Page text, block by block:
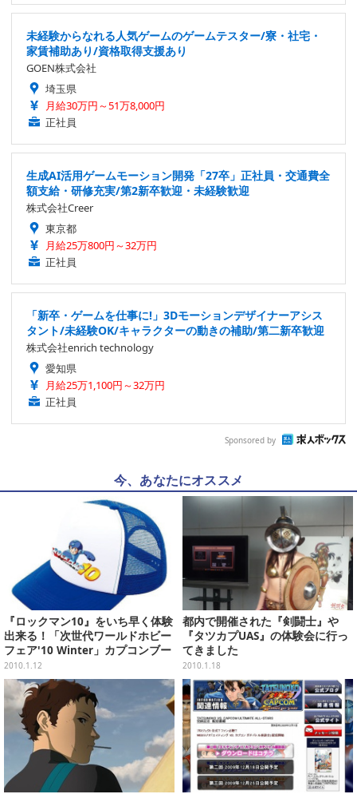
未経験からなれる人気ゲームのゲームテスター/寮・社宅・
家賃補助あり/資格取得支援あり
GOEN株式会社
埼玉県
月給30万円～51万8,000円
正社員
生成AI活用ゲームモーション開発「27卒」正社員・交通費全
額支給・研修充実/第2新卒歓迎・未経験歓迎
株式会社Creer
東京都
月給25万800円～32万円
正社員
「新卒・ゲームを仕事に!」3Dモーションデザイナーアシス
タント/未経験OK/キャラクターの動きの補助/第二新卒歓迎
株式会社enrich technology
愛知県
月給25万1,100円～32万円
正社員
Sponsored by
今、あなたにオススメ
『ロックマン10』をいち早く体験
出来る！「次世代ワールドホビー
フェア'10 Winter」カプコンブー
ス情報公開！
2010.1.12
都内で開催された『剣闘士』や
『タツカプUAS』の体験会に行っ
てきました
2010.1.18